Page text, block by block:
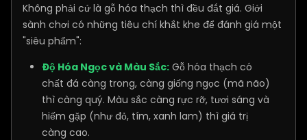
Không phải cứ là gỗ hóa thạch thì đều đắt giá. Giới
sành chơi có những tiêu chí khắt khe để đánh giá một
"siêu phẩm":
Độ Hóa Ngọc và Màu Sắc: Gỗ hóa thạch có
chất đá càng trong, càng giống ngọc (mã não)
thì càng quý. Màu sắc càng rực rỡ, tươi sáng và
hiếm gặp (như đỏ, tím, xanh lam) thì giá trị
càng cao.